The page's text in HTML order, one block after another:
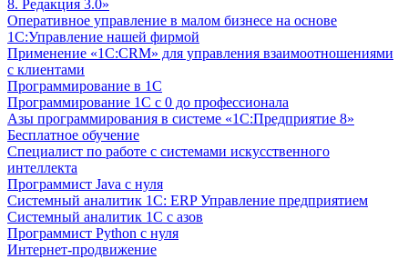
8. Редакция 3.0»
Оперативное управление в малом бизнесе на основе
1С:Управление нашей фирмой
Применение «1С:CRM» для управления взаимоотношениями
с клиентами
Программирование в 1С
Программирование 1С с 0 до профессионала
Азы программирования в системе «1С:Предприятие 8»
Бесплатное обучение
Специалист по работе с системами искусственного
интеллекта
Программист Java с нуля
Системный аналитик 1С: ERP Управление предприятием
Системный аналитик 1С с азов
Программист Python с нуля
Интернет-продвижение